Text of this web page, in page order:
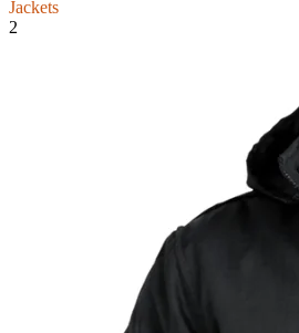
Jackets
2